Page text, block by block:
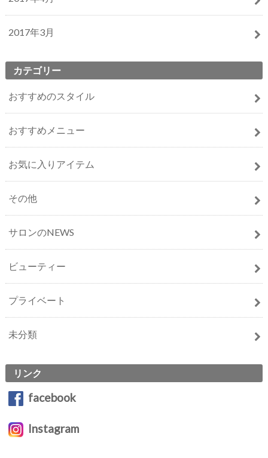
2017年3月
カテゴリー
おすすめのスタイル
おすすめメニュー
お気に入りアイテム
その他
サロンのNEWS
ビューティー
プライベート
未分類
リンク
facebook
Instagram